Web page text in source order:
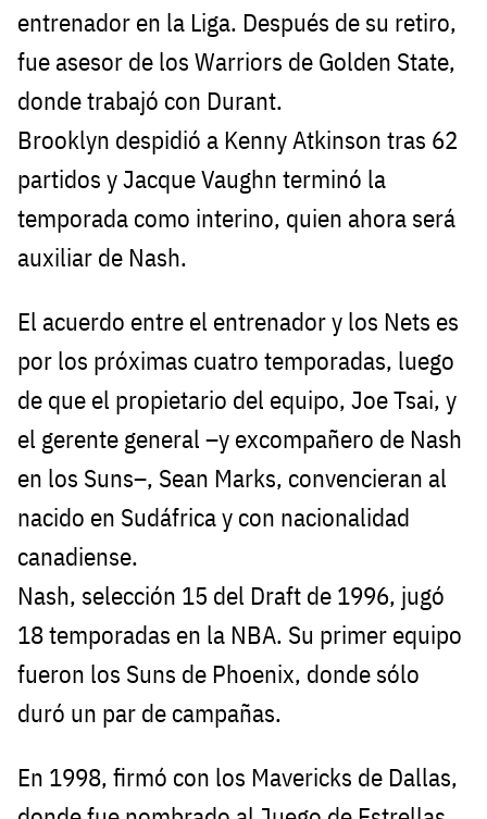
entrenador en la Liga. Después de su retiro,
fue asesor de los Warriors de Golden State,
donde trabajó con Durant.
Brooklyn despidió a Kenny Atkinson tras 62
partidos y Jacque Vaughn terminó la
temporada como interino, quien ahora será
auxiliar de Nash.
El acuerdo entre el entrenador y los Nets es
por los próximas cuatro temporadas, luego
de que el propietario del equipo, Joe Tsai, y
el gerente general –y excompañero de Nash
en los Suns–, Sean Marks, convencieran al
nacido en Sudáfrica y con nacionalidad
canadiense.
Nash, selección 15 del Draft de 1996, jugó
18 temporadas en la NBA. Su primer equipo
fueron los Suns de Phoenix, donde sólo
duró un par de campañas.
En 1998, firmó con los Mavericks de Dallas,